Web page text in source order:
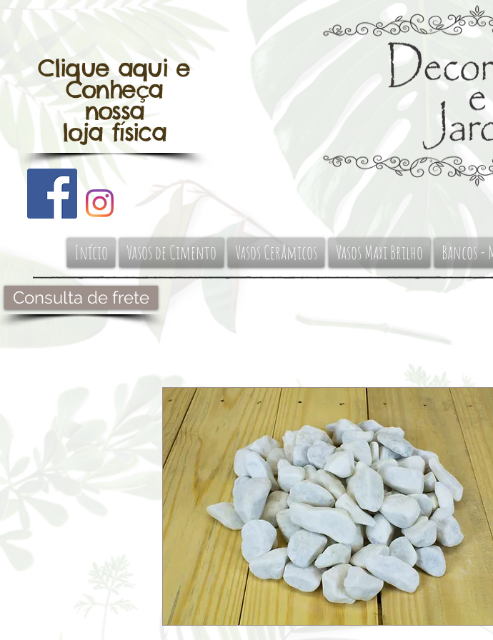
Clique aqui e
Conheça
nossa
loja física
Início Vasos de Cimento Vasos Cerâmicos Vasos Maxi Brilho Bancos -
Consulta de frete